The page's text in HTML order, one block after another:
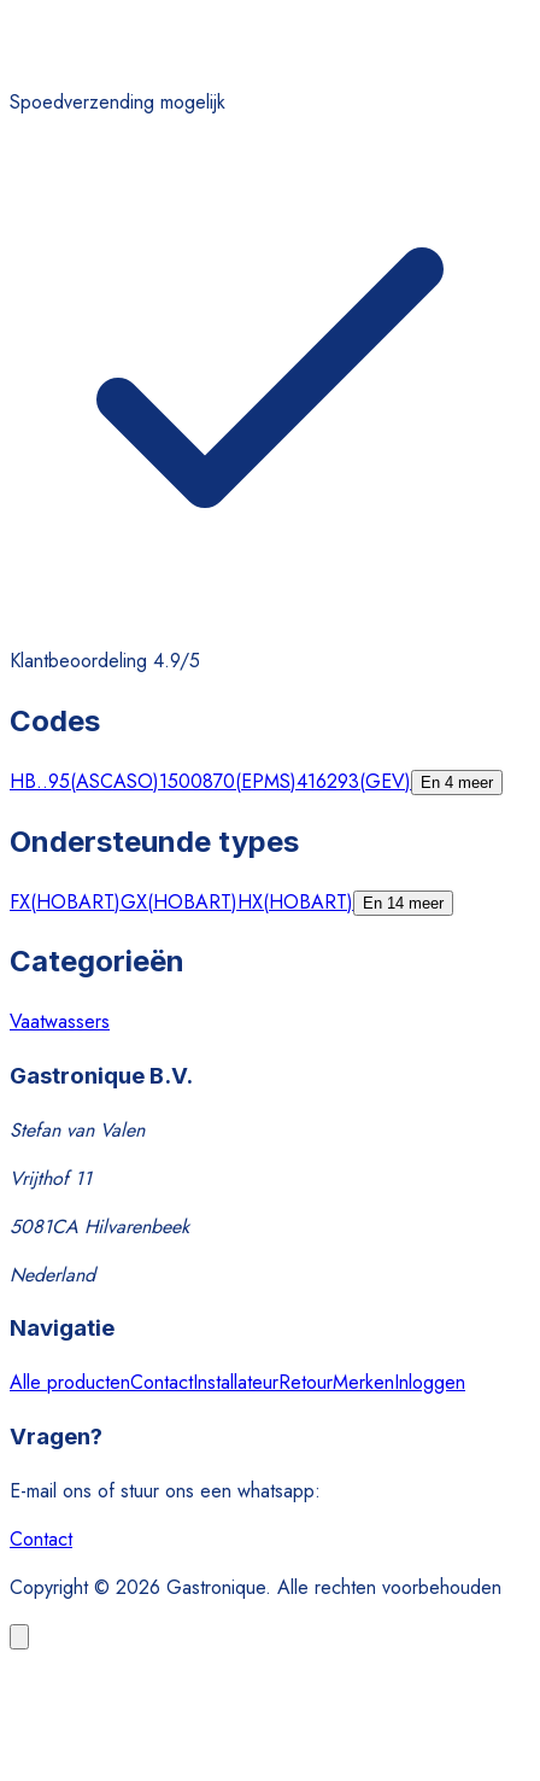
Spoedverzending mogelijk
Klantbeoordeling 4.9/5
Codes
HB..95(ASCASO)1500870(EPMS)416293(GEV) En 4 meer
Ondersteunde types
FX(HOBART)GX(HOBART)HX(HOBART) En 14 meer
Categorieën
Vaatwassers
Gastronique B.V.
Stefan van Valen
Vrijthof 11
5081CA Hilvarenbeek
Nederland
Navigatie
Alle productenContactInstallateurRetourMerkenInloggen
Vragen?
E-mail ons of stuur ons een whatsapp:
Contact
Copyright © 2026 Gastronique. Alle rechten voorbehouden